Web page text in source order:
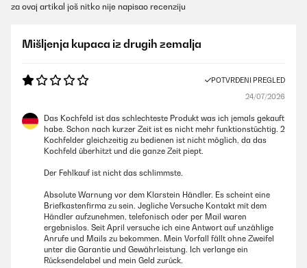
za ovaj artikal još nitko nije napisao recenziju
Mišljenja kupaca iz drugih zemalja
POTVRĐENI PREGLED
24/07/2026
Das Kochfeld ist das schlechteste Produkt was ich jemals gekauft
habe. Schon nach kurzer Zeit ist es nicht mehr funktionstüchtig. 2
Kochfelder gleichzeitig zu bedienen ist nicht möglich, da das
Kochfeld überhitzt und die ganze Zeit piept.
Der Fehlkauf ist nicht das schlimmste.
Absolute Warnung vor dem Klarstein Händler. Es scheint eine
Briefkastenfirma zu sein. Jegliche Versuche Kontakt mit dem
Händler aufzunehmen, telefonisch oder per Mail waren
ergebnislos. Seit April versuche ich eine Antwort auf unzählige
Anrufe und Mails zu bekommen. Mein Vorfall fällt ohne Zweifel
unter die Garantie und Gewährleistung. Ich verlange ein
Rücksendelabel und mein Geld zurück.